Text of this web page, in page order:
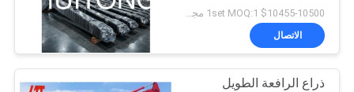
SY415 XE360 FR480
PC360 ZX370 SK380
DX360 DX450
$10455-10500 1set MOQ:1 مجموعة
الاتصال
ذراع الرافعة الطويل